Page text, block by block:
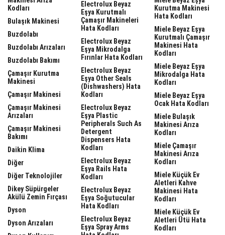
Kodları
Bulaşık Makinesi
Buzdolabı
Buzdolabı Arızaları
Buzdolabı Bakımı
Çamaşır Kurutma
Makinesi
Çamaşır Makinesi
Çamaşır Makinesi
Arızaları
Çamaşır Makinesi
Bakımı
Daikin Klima
Diğer
Diğer Teknolojiler
Dikey Süpürgeler
Akülü Zemin Fırçası
Dyson
Dyson Arızaları
Electrolux Beyaz
Eşya Kurutmalı
Çamaşır Makineleri
Hata Kodları
Electrolux Beyaz
Eşya Mikrodalga
Fırınlar Hata Kodları
Electrolux Beyaz
Eşya Other Seals
(dishwashers) Hata
Kodları
Electrolux Beyaz
Eşya Plastic
Peripherals Such As
Detergent
Dispensers Hata
Kodları
Electrolux Beyaz
Eşya Rails Hata
Kodları
Electrolux Beyaz
Eşya Soğutucular
Hata Kodları
Electrolux Beyaz
Eşya Spray Arms
Kurutma Makinesi
Hata Kodları
Miele Beyaz Eşya
Kurutmalı Çamaşır
Makinesi Hata
Kodları
Miele Beyaz Eşya
Mikrodalga Hata
Kodları
Miele Beyaz Eşya
Ocak Hata Kodları
Miele Bulaşık
Makinesi Arıza
Kodları
Miele Çamaşır
Makinesi Arıza
Kodları
Miele Küçük Ev
Aletleri Kahve
Makinesi Hata
Kodları
Miele Küçük Ev
Aletleri Ütü Hata
Kodları